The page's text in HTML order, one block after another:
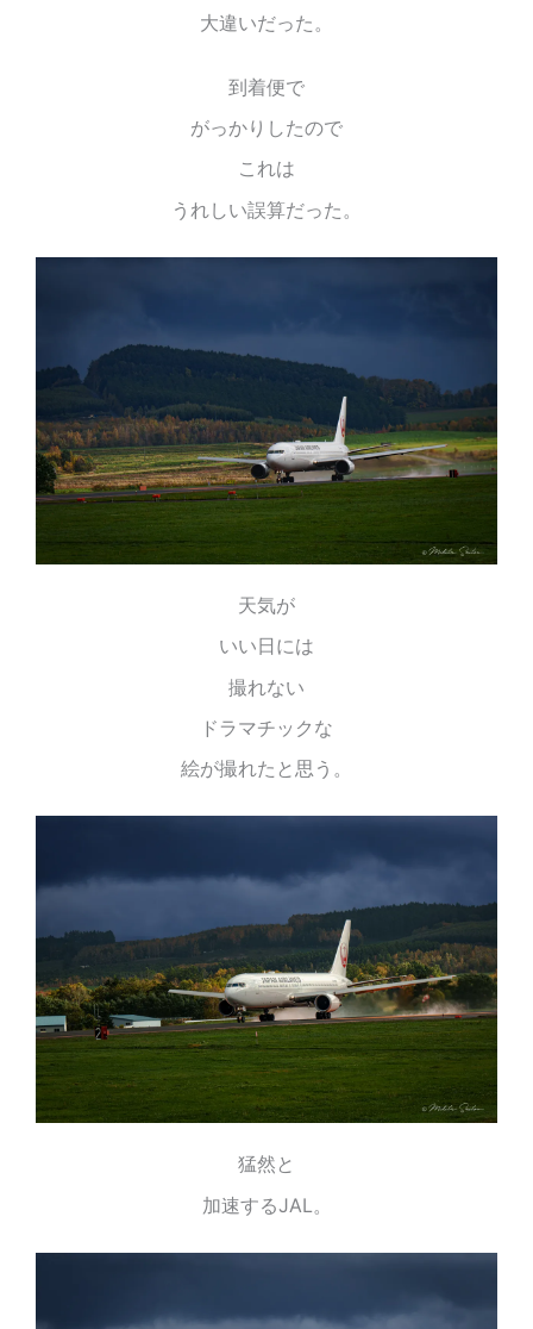
大違いだった。
到着便で
がっかりしたので
これは
うれしい誤算だった。
天気が
いい日には
撮れない
ドラマチックな
絵が撮れたと思う。
猛然と
加速するJAL。